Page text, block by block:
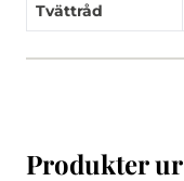
Tvättråd
Produkter